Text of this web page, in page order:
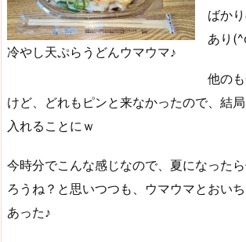
冷やし天ぷらうどんウマウマ♪
ばか
あり
他の
けど、どれもピンと来なかったので、結
入れることにｗ
今時分でこんな感じなので、夏になった
ろうね？と思いつつも、ウマウマとおい
あった♪